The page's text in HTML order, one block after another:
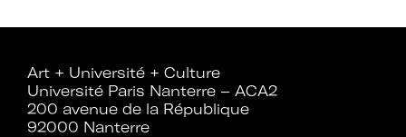
Art + Université + Culture
Université Paris Nanterre – ACA2
200 avenue de la République
92000 Nanterre